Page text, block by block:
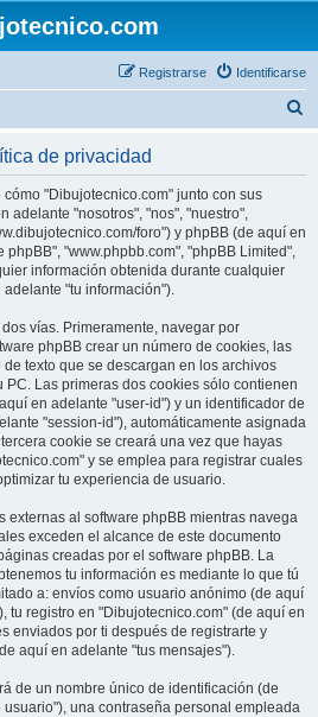
Identificarse
Registrarse
de privacidad
"Dibujotecnico.com" junto con sus
adelante "nosotros", "nos", "nuestro",
foro") y phpBB (de aquí en
phpBB", "www.phpbb.com", "phpBB Limited",
información obtenida durante cualquier
"tu información").
vías. Primeramente, navegar por
phpBB crear un número de cookies, las
texto que se descargan en los archivos
Las primeras dos cookies sólo contienen
en adelante "user-id") y un identificador de
"session-id"), automáticamente asignada
cookie se creará una vez que hayas
y se emplea para registrar cuales
tu experiencia de usuario.
externas al software phpBB mientras navega
exceden el alcance de este documento
creadas por el software phpBB. La
tu información es mediante lo que tú
a: envíos como usuario anónimo (de aquí
tu registro en "Dibujotecnico.com" (de aquí en
enviados por ti después de registrarte y
aquí en adelante "tus mensajes").
de un nombre único de identificación (de
una contraseña personal empleada